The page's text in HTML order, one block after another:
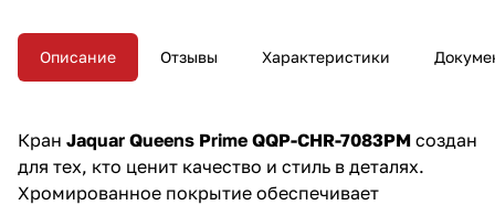
прочный, он придаст вашему
пространству аккуратность и
элегантность.
Описание Отзывы Характеристики
Кран Jaquar Queens Prime QQP-CHR-7083PM создан
для тех, кто ценит качество и стиль в деталях.
Хромированное покрытие обеспечивает